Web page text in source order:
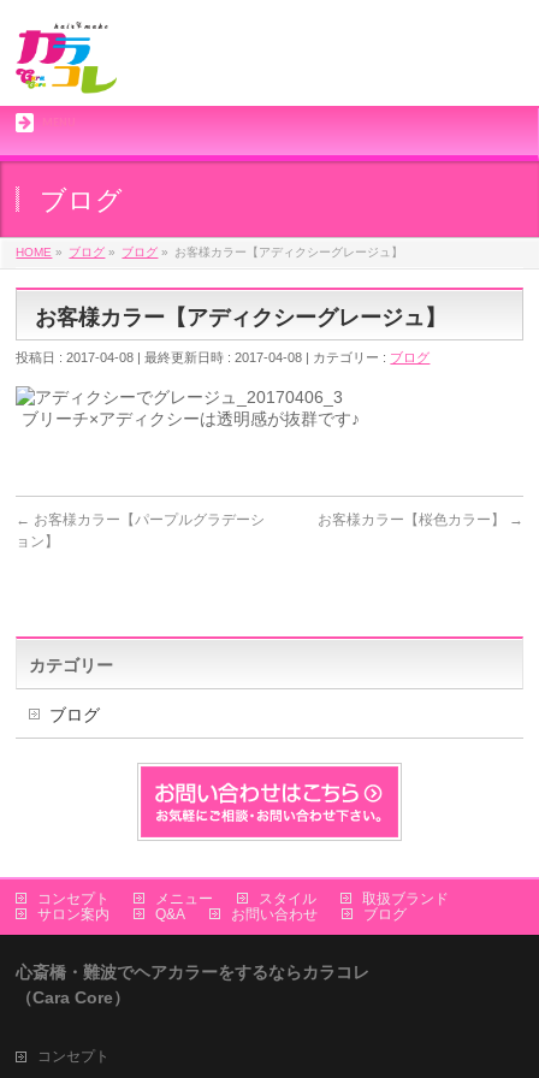
ブログ
HOME » ブログ » ブログ » お客様カラー【アディクシーグレージュ】
お客様カラー【アディクシーグレージュ】
投稿日 : 2017-04-08 最終更新日時 : 2017-04-08 カテゴリー : ブログ
ブリーチ×アディクシーは透明感が抜群です♪
← お客様カラー【パープルグラデーシ
ョン】
お客様カラー【桜色カラー】 →
カテゴリー
ブログ
コンセプト メニュー スタイル
取扱ブランド
サロン案内
Q&A お問い合わせ ブログ
心斎橋・難波でヘアカラーをするならカラコレ
（Cara Core）
コンセプト